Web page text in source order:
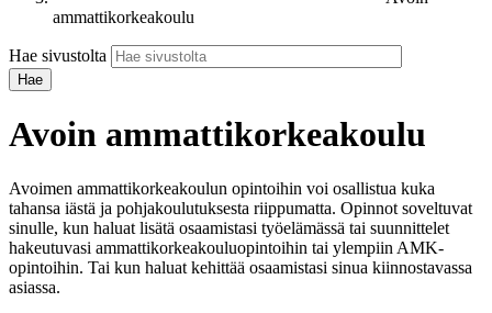
ammattikorkeakoulu
Hae sivustolta
Avoin ammattikorkeakoulu
Avoimen ammattikorkeakoulun opintoihin voi osallistua kuka
tahansa iästä ja pohjakoulutuksesta riippumatta. Opinnot soveltuvat
sinulle, kun haluat lisätä osaamistasi työelämässä tai suunnittelet
hakeutuvasi ammattikorkeakouluopintoihin tai ylempiin AMK-
opintoihin. Tai kun haluat kehittää osaamistasi sinua kiinnostavassa
asiassa.